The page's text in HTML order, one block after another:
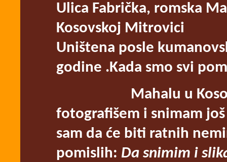
Ulica Fabrička, romska
Kosovskoj Mitrovici
Uništena posle
godine .Kada smo svi
Mahalu u
fotografišem i snimam
sam da će biti ratnih
pomislih: Da snimim i